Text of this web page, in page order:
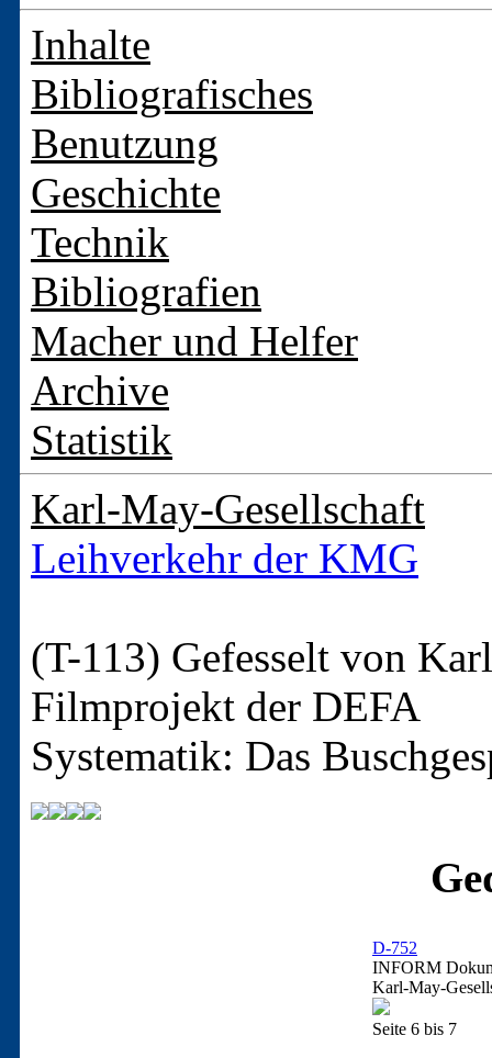
Inhalte
Bibliografisches
Benutzung
Geschichte
Technik
Bibliografien
Macher und Helfer
Archive
Statistik
Karl-May-Gesellschaft
Leihverkehr der KMG
(T-113) Gefesselt von
Filmprojekt der DEFA
Systematik: Das
D-752
INFORM
Karl-May-
Seite 6 bis 7